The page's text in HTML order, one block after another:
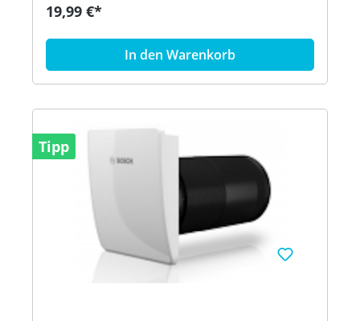
Thermotechnik GmbH Typ: TS 230 Bestell-Nr.:
19,99 €*
In den Warenkorb
Tipp